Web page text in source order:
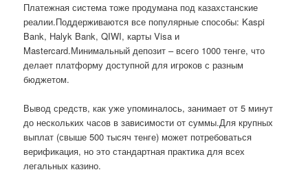
Платежная система тоже продумана под казахстанские
реалии.Поддерживаются все популярные способы: Kaspi
Bank, Halyk Bank, QIWI, карты Visa и
Mastercard.Минимальный депозит – всего 1000 тенге, что
делает платформу доступной для игроков с разным
бюджетом.
Вывод средств, как уже упоминалось, занимает от 5 минут
до нескольких часов в зависимости от суммы.Для крупных
выплат (свыше 500 тысяч тенге) может потребоваться
верификация, но это стандартная практика для всех
легальных казино.